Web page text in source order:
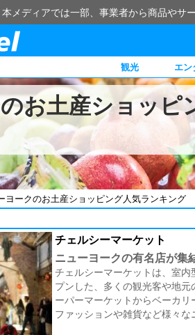
本メディアでは一部、事業者から商品やサ
観光 エン
お土産ショッピ
ヨークのお土産ショッピング人気ランキング
チェルシーマーケット
ニューヨークの有名店が集
チェルシーマーケットは、室
プンした、多くの観光客や地
ーパーマーケットからベーカリ
ファッションや雑貨など様々な